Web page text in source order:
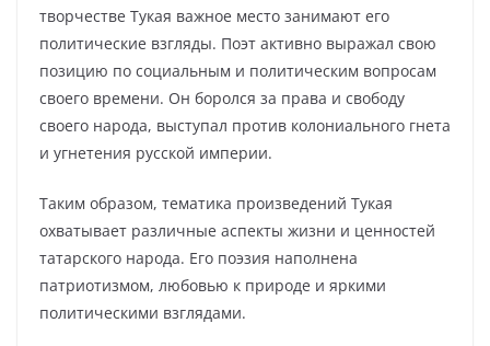
творчестве Тукая важное место занимают его
политические взгляды. Поэт активно выражал свою
позицию по социальным и политическим вопросам
своего времени. Он боролся за права и свободу
своего народа, выступал против колониального гнета
и угнетения русской империи.
Таким образом, тематика произведений Тукая
охватывает различные аспекты жизни и ценностей
татарского народа. Его поэзия наполнена
патриотизмом, любовью к природе и яркими
политическими взглядами.